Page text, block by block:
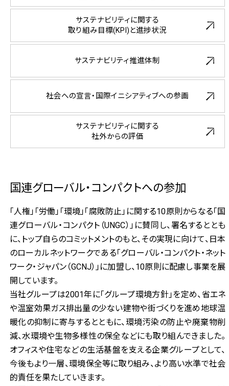
サステナビリティに関する
取り組み目標(KPI)と進捗状況
サステナビリティ推進体制
社会への宣言・ 国際イニシアティブへの参画
サステナビリティに関する
社外からの評価
国連グローバル・コンパクトへの参加
「人権」「労働」「環境」「腐敗防止」に関する10原則からなる「国
連グローバル・コンパクト（UNGC）」に賛同し、署名するととも
に、トップ自らのコミットメントのもと、その実現に向けて、日本
のローカルネットワークである「グローバル・コンパクト・ネット
ワーク・ジャパン（GCNJ）」に加盟し、10原則に配慮し事業を展
開しています。
当社グループは2001年に「グループ環境方針」を定め、省エネ
や温室効果ガス排出量の少ない建物や街づくりを進め地球温
暖化の抑制に寄与するとともに、環境汚染の防止や廃棄物削
減、水環境や生物多様性の保全などにも取り組んできました。
オフィスや住宅などの生活基盤を支える企業グループとして、
今後もより一層、環境保全等に取り組み、より高い水準で社会
的責任を果たしていきます。